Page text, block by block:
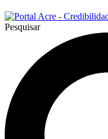
Pesquisar